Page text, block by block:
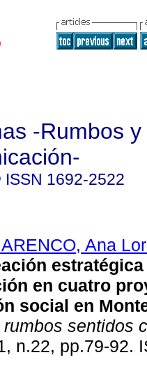
-Rumbos
ISSN 1692-2522
Ana
en cuatro
social en
sentidos
n.22, pp.79-92.